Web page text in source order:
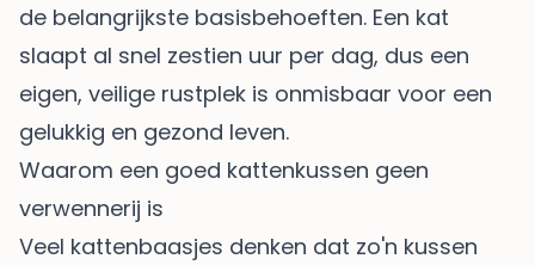
de belangrijkste basisbehoeften. Een kat
slaapt al snel zestien uur per dag, dus een
eigen, veilige rustplek is onmisbaar voor een
gelukkig en gezond leven.
Waarom een goed kattenkussen geen
verwennerij is
Veel kattenbaasjes denken dat zo'n kussen